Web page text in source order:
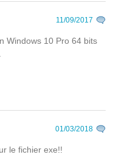
11/09/2017
Windows 10 Pro 64 bits
01/03/2018
le fichier exe!!